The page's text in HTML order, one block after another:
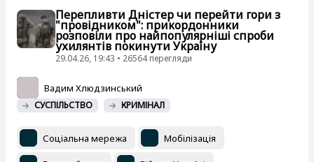
Перепливти Дністер чи перейти гори з
"провідником": прикордонники
розповіли про найпопулярніші спроби
ухилянтів покинути Україну
29.04.26, 19:43 • 26564 перегляди
Вадим Хлюдзинський
СУСПІЛЬСТВО КРИМІНАЛ
Соціальна мережа Мобілізація